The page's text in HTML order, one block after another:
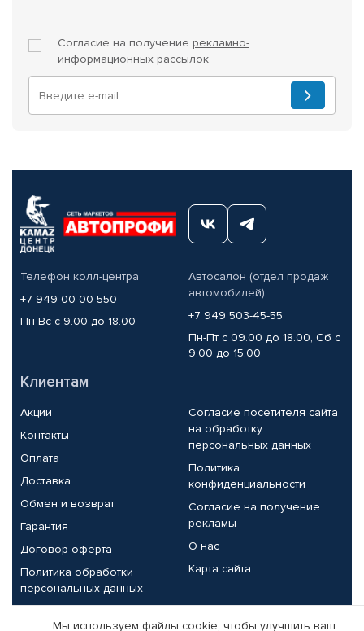
Согласие на получение рекламно-
информационных рассылок
Телефон колл-центра
+7 949 00-00-550
Пн-Вс с 9.00 до 18.00
Автосалон (отдел продаж
автомобилей)
+7 949 503-45-55
Пн-Пт с 09.00 до 18.00, Сб с
9.00 до 15.00
Клиентам
Акции
Контакты
Оплата
Доставка
Обмен и возврат
Гарантия
Договор-оферта
Политика обработки
персональных данных
Согласие посетителя сайта
на обработку
персональных данных
Политика
конфиденциальности
Согласие на получение
рекламы
О нас
Карта сайта
Партнерам
Мы используем файлы cookie, чтобы улучшить ваш